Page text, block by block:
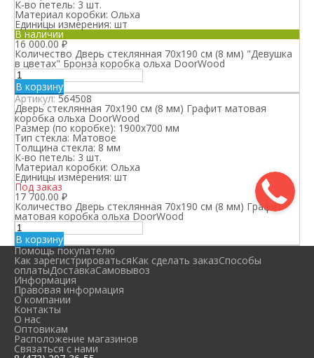
К-во петель: 3 шт.
Материал коробки: Ольха
Единицы измерения: шт
В наличии
16 000.00₽
Количество Дверь стеклянная 70х190 см (8 мм) "Девушка
в цветах" Бронза коробка ольха DoorWood
В корзину
Артикул:564508
Дверь стеклянная 70х190 см (8 мм) Графит матовая
коробка ольха DoorWood
Размер (по коробке): 1900х700 мм
Тип стекла: Матовое
Толщина стекла: 8 мм
К-во петель: 3 шт.
Материал коробки: Ольха
Единицы измерения: шт
Под заказ
17 700.00 ₽
Количество Дверь стеклянная 70х190 см (8 мм) Графит
матовая коробка ольха DoorWood
В корзину
Помощь покупателю
Как зарегистрироватьсяКак сделать заказСпособы
оплатыДоставкаСамовывоз
Информация
Правовая информация
О компании
Контакты
О нас
Оптовикам
Расположение магазинов
Связаться с нами